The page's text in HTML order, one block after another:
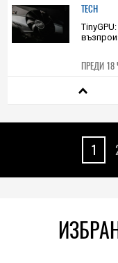
TECH
ПРЕДИ 18
HIEND
ПРЕДИ 20
ПРЕДИ 22 Ч.
1